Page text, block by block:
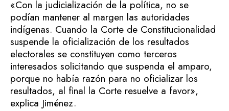
«Con la judicialización de la política, no se
podían mantener al margen las autoridades
indígenas. Cuando la Corte de Constitucionalidad
suspende la oficialización de los resultados
electorales se constituyen como terceros
interesados solicitando que suspenda el amparo,
porque no había razón para no oficializar los
resultados, al final la Corte resuelve a favor»,
explica Jiménez.